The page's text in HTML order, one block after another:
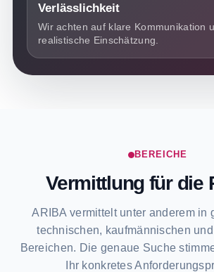
Verlässlichkeit
Wir achten auf klare Kommunikation
realistische Einschätzung.
BEREICHE
Vermittlung für die
ARIBA vermittelt unter anderem in
technischen, kaufmännischen
Bereichen. Die genaue Suche
Ihr konkretes